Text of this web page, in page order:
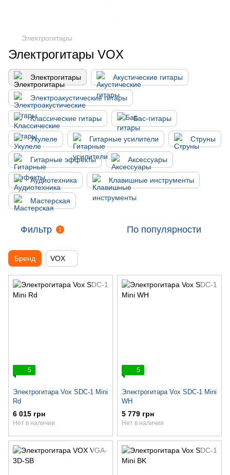
Электрогитары
Электрогитары VOX
Электрогитары Акустические гитары
Электроакустические гитары
Классические гитары Бас-гитары
Укулеле Гитарные усилители Струны
Гитарные эффекты Аксессуары
Аудиотехника Клавишные инструменты
Мастерская
Фильтр 1 По популярности
Бренд VOX
5
Электрогитара Vox SDC-1 Mini
Rd
6 015 грн
Нет в наличии
5
Электрогитара Vox SDC-1 Mini
WH
5 779 грн
Нет в наличии